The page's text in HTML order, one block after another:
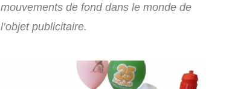
mouvements de fond dans le monde de
l’objet publicitaire.